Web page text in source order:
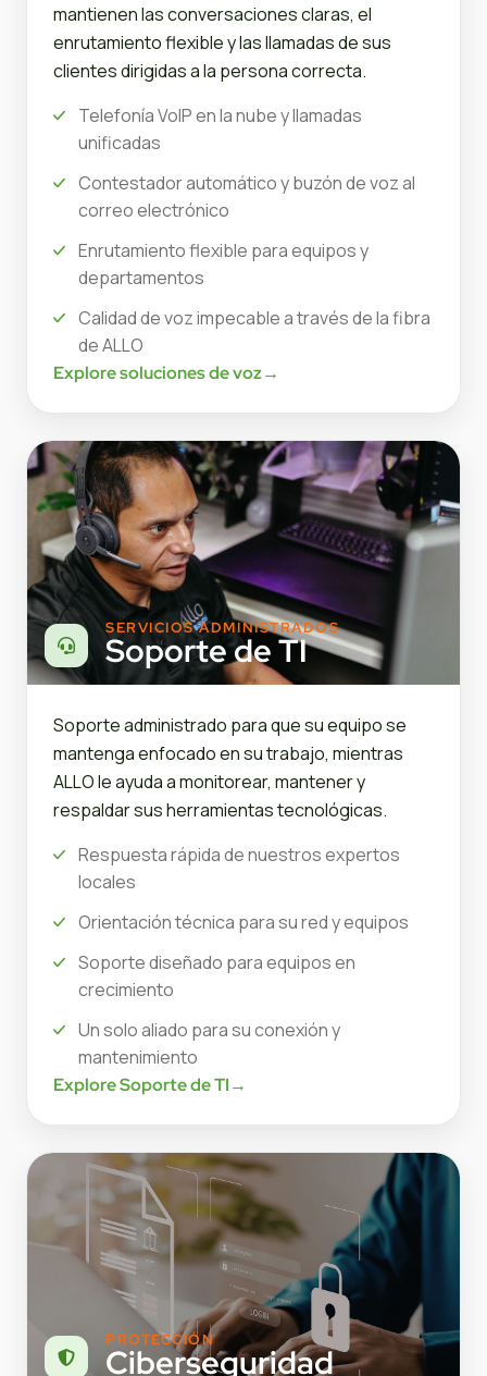
mantienen las conversaciones claras, el
enrutamiento flexible y las llamadas de sus
clientes dirigidas a la persona correcta.
Telefonía VoIP en la nube y llamadas
unificadas
Contestador automático y buzón de voz al
correo electrónico
Enrutamiento flexible para equipos y
departamentos
Calidad de voz impecable a través de la fibra
de ALLO
Explore soluciones de voz→
SERVICIOS ADMINISTRADOS
Soporte de TI
Soporte administrado para que su equipo se
mantenga enfocado en su trabajo, mientras
ALLO le ayuda a monitorear, mantener y
respaldar sus herramientas tecnológicas.
Respuesta rápida de nuestros expertos
locales
Orientación técnica para su red y equipos
Soporte diseñado para equipos en
crecimiento
Un solo aliado para su conexión y
mantenimiento
Explore Soporte de TI→
PROTECCIÓN
Ciberseguridad